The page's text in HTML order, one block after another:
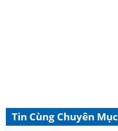
Tin Cùng Chuyên Mục